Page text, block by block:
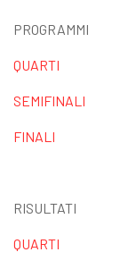
PROGRAMMI
QUARTI
SEMIFINALI
FINALI
RISULTATI
QUARTI